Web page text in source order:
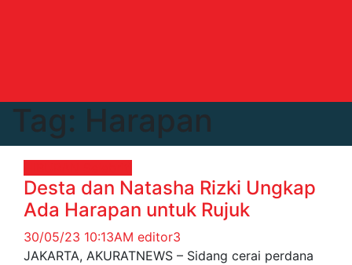
Tag: Harapan
Desta dan Natasha Rizki Ungkap
Ada Harapan untuk Rujuk
30/05/23 10:13AM editor3
JAKARTA, AKURATNEWS – Sidang cerai perdana